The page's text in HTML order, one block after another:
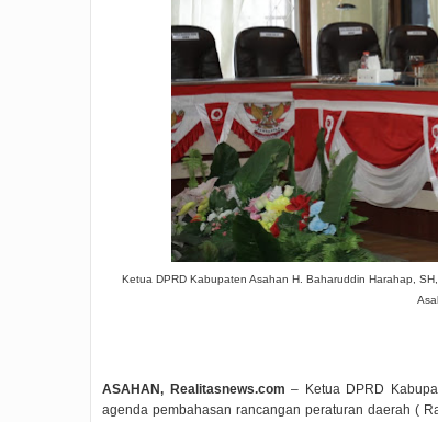
Ketua DPRD Kabupaten Asahan H. Baharuddin Harahap,
ASAHAN, Realitasnews.com – Ketua DPRD
agenda pembahasan rancangan peraturan daerah (